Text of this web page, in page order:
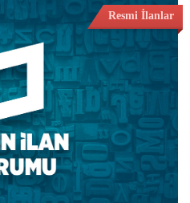
Resmi İlanlar